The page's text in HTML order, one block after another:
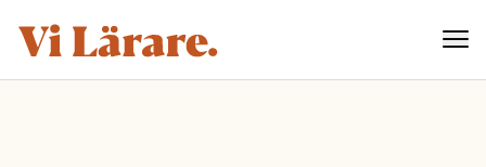
Hoppa till innehåll
ViLärare